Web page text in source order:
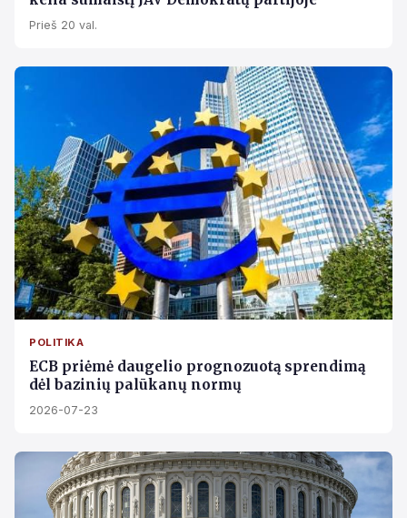
Prieš 20 val.
POLITIKA
ECB priėmė daugelio prognozuotą sprendimą
dėl bazinių palūkanų normų
2026-07-23